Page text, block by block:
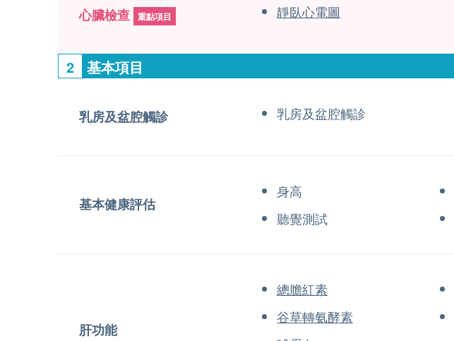
心臟檢查 重點項目 靜臥心電圖
2 基本項目
乳房及盆腔觸診 乳房及盆腔觸診
基本健康評估
身高
聽覺測試
肝功能
總膽紅素
谷草轉氨酵素